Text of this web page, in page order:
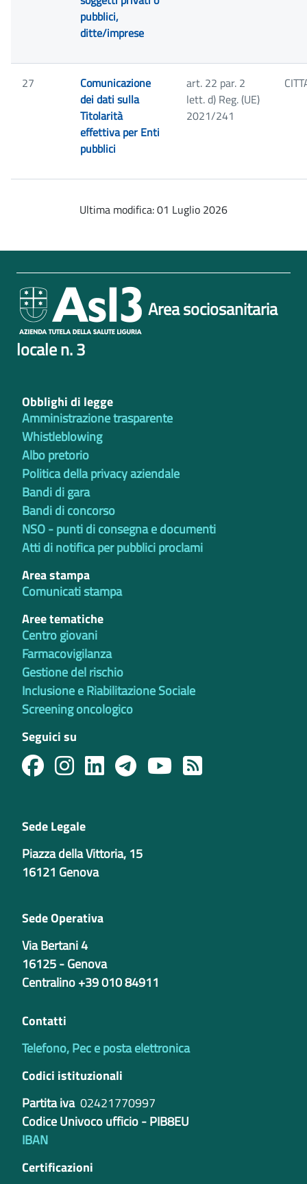
pubblici,
ditte/imprese
27
Comunicazione
dei dati sulla
Titolarità
effettiva per Enti
pubblici
art. 22 par. 2
lett. d) Reg. (UE)
2021/241
Ultima modifica: 01 Luglio 2026
Area sociosanitaria
locale n. 3
Obblighi di legge
Amministrazione trasparente
Whistleblowing
Albo pretorio
Politica della privacy aziendale
Bandi di gara
Bandi di concorso
NSO - punti di consegna e documenti
Atti di notifica per pubblici proclami
Area stampa
Comunicati stampa
Aree tematiche
Centro giovani
Farmacovigilanza
Gestione del rischio
Inclusione e Riabilitazione Sociale
Screening oncologico
Seguici su
Sede Legale
Piazza della Vittoria, 15
16121 Genova
Sede Operativa
Via Bertani 4
16125 - Genova
Centralino +39 010 84911
Contatti
Telefono, Pec e posta elettronica
Codici istituzionali
Partita iva 02421770997
Codice Univoco ufficio - PIB8EU
IBAN
Certificazioni